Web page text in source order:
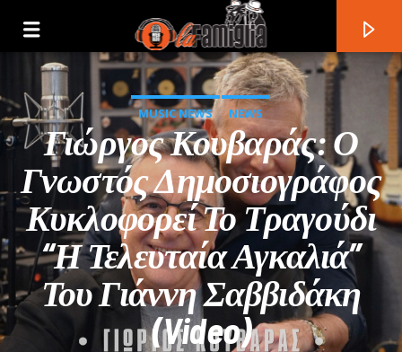
Current Track
MUSIC NEWS NEWS
Γιώργος Κουβαράς: Ο
Γνωστός Δημοσιογράφος
Κυκλοφορεί Το Τραγούδι
“Η Τελευταία Αγκαλιά”
Του Γιάννη Σαββιδάκη
(video)